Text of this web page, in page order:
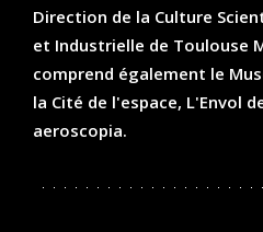
Direction de la Culture
et Industrielle de Toulouse
comprend également le
la Cité de l'espace, L'Envol
aeroscopia.